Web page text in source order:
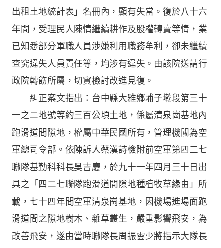
出租土地統計表」名冊內，顯有失當。復於八十六
年間，受理民人陳情繼續耕作及股權轉賣等情，業
已知悉部分軍職人員涉嫌利用職務牟利，卻未繼續
查究違失人員責任等，均涉有違失。由該院送請行
政院轉飭所屬，切實檢討改進見復。
糾正案文指出：台中縣大雅鄉埔子墘段第三十
一之二地號等約三百公頃土地，係屬清泉崗基地內
跑滑道間隙地，權屬中華民國所有，管理機關為空
軍總司令部。依陳訴人蔡漢詩檢附前空軍第四二七
聯隊基勤科科長吳吉慶，於九十一年四月三十日出
具之「四二七聯隊跑滑道間隙地種植牧草緣由」所
載，七十四年間空軍清泉崗基地，因機場進場面跑
滑道間之隙地樹木、雜草叢生，嚴重影響飛安，為
改善飛安，遂由當時聯隊長周振雲少將指示大隊長